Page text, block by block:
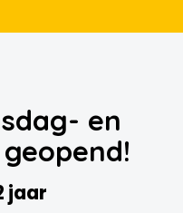
en
jaar